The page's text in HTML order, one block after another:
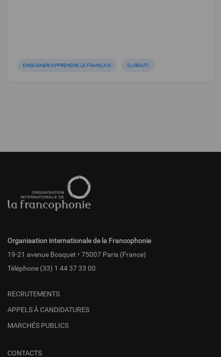
ENSEIGNER/APPRENDRE LE FRANÇAIS DJIBOUTI
page
Organisation internationale de la Francophonie
19-21 avenue Bosquet • 75007 Paris (France)
Téléphone (33) 1 44 37 33 00
RECRUTEMENTS
APPELS À CANDIDATURES
MARCHÉS PUBLICS
CONTACTS